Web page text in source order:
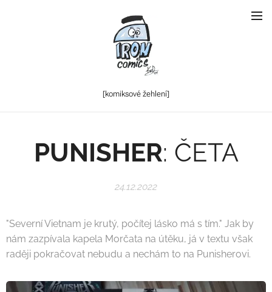
[komiksové žehlení]
PUNISHER: ČETA
24.12.2022
"Severní Vietnam je krutý, počítej lásko má s tím." Jak by
nám zazpívala kapela Morčata na útěku, já v textu však
raději pokračovat nebudu a nechám to na Punisherovi.